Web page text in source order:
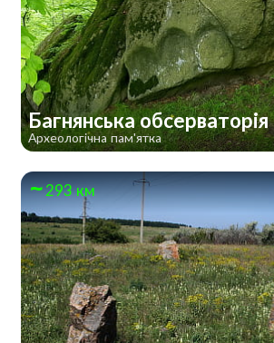
Багнянська обсерваторія
Археологічна пам'ятка
293 км